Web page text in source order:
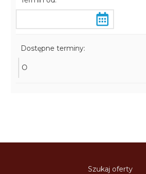
Dostępne terminy:
O
Szukaj oferty